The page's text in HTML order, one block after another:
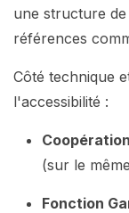
une structure
références
Côté technique
l'accessibilité :
(sur le
Fonction